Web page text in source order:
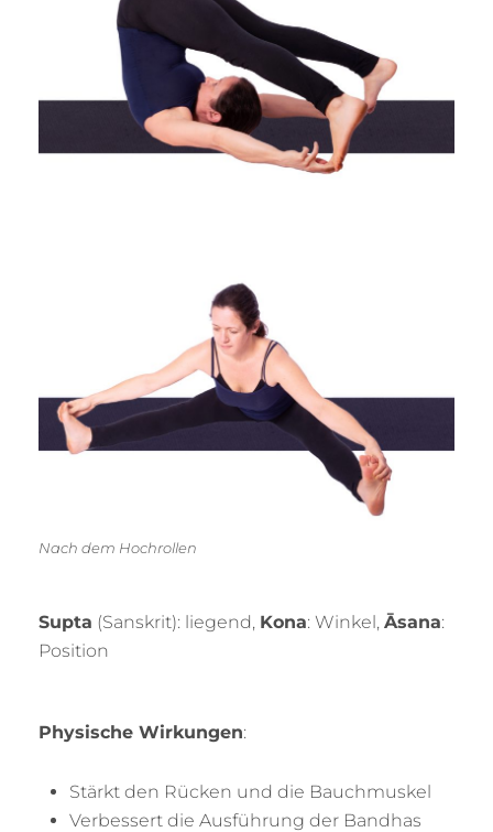
Nach dem Hochrollen
Supta (Sanskrit): liegend, Kona: Winkel, Āsana:
Position
Physische Wirkungen:
Stärkt den Rücken und die Bauchmuskel
Verbessert die Ausführung der Bandhas